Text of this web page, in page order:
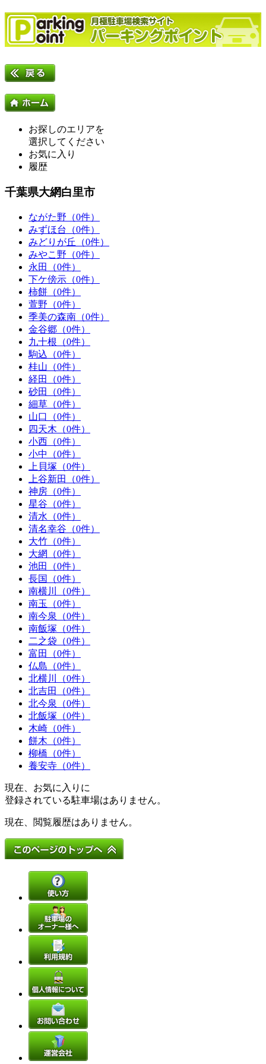
お探しのエリアを
選択してください
お気に入り
履歴
千葉県大網白里市
ながた野（0件）
みずほ台（0件）
みどりが丘（0件）
みやこ野（0件）
永田（0件）
下ケ傍示（0件）
柿餅（0件）
萱野（0件）
季美の森南（0件）
金谷郷（0件）
九十根（0件）
駒込（0件）
桂山（0件）
経田（0件）
砂田（0件）
細草（0件）
山口（0件）
四天木（0件）
小西（0件）
小中（0件）
上貝塚（0件）
上谷新田（0件）
神房（0件）
星谷（0件）
清水（0件）
清名幸谷（0件）
大竹（0件）
大網（0件）
池田（0件）
長国（0件）
南横川（0件）
南玉（0件）
南今泉（0件）
南飯塚（0件）
二之袋（0件）
富田（0件）
仏島（0件）
北横川（0件）
北吉田（0件）
北今泉（0件）
北飯塚（0件）
木崎（0件）
餅木（0件）
柳橋（0件）
養安寺（0件）
現在、お気に入りに
登録されている駐車場はありません。
現在、閲覧履歴はありません。